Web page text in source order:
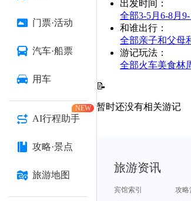
门票·活动
汽车·船票
用车
AI行程助手
NEW
攻略·景点
旅游地图
出发时间 ：
全部3-5月 6-8月 9-
和谁出行 ：
全部亲子和父母
游记玩法 ：
全部火车美食林
📝
暂时还没有相关游记
旅游资讯
宾馆索引
攻略